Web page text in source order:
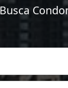
Busca